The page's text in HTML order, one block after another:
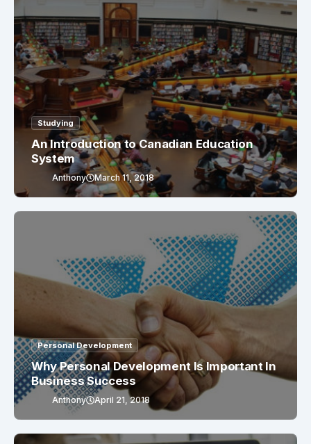
Studying
An Introduction to Canadian Education
System
Anthony March 11, 2018
Personal Development
Why Personal Development Is Important In
Business Success
Anthony April 21, 2018